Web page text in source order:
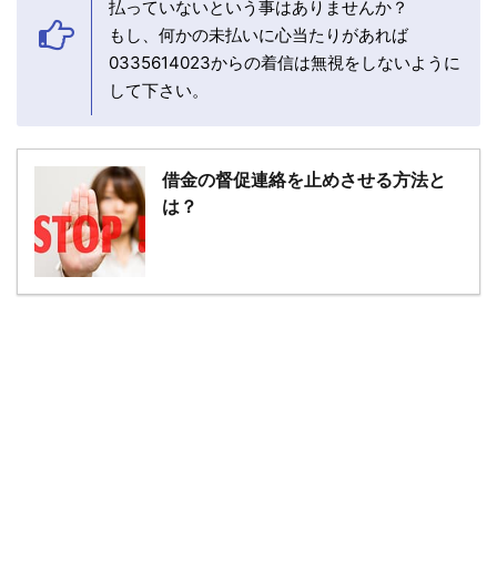
払っていないという事はありませんか？
もし、何かの未払いに心当たりがあれば
0335614023からの着信は無視をしないように
して下さい。
借金の督促連絡を止めさせる方法と
は？